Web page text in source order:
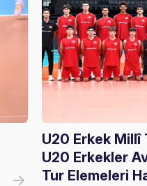
U20 Erkek Millî
U20 Erkekler
Tur Elemeleri